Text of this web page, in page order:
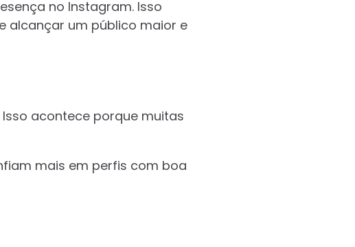
no Instagram. Isso
alcançar um público maior e
acontece porque muitas
mais em perfis com boa